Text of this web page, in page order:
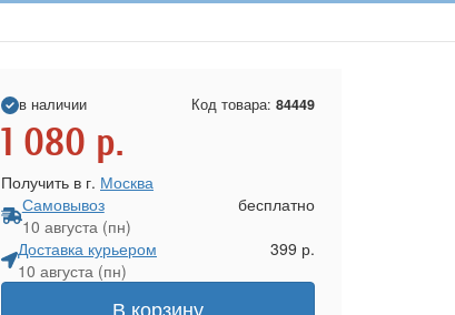
в наличии Код товара: 84449
1 080 р.
Получить в г. Москва
Самовывоз
10 августа (пн)
бесплатно
Доставка курьером
10 августа (пн)
399 р.
В корзину